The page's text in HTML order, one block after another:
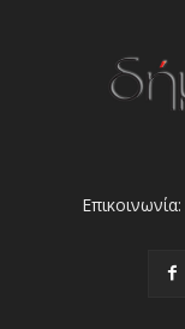
Επικοινωνία: